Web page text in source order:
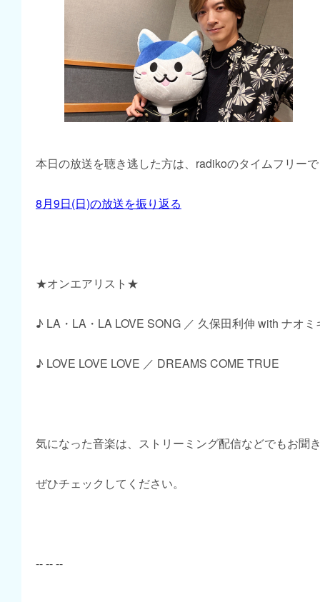
本日の放送を聴き逃した方は、radikoのタイムフリー
8月9日(日)の放送を振り返る
★オンエアリスト★
♪ LA・LA・LA LOVE SONG ／ 久保田利伸 with ナオミ
♪ LOVE LOVE LOVE ／ DREAMS COME TRUE
気になった音楽は、ストリーミング配信などでもお聞
ぜひチェックしてください。
-- -- --